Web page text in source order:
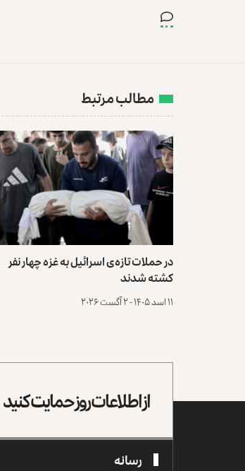
مطالب مرتبط
در حملات تاز‌ه‌ی اسرائیل به غزه چهار نفر
کشته شدند
۱۱ اسد ۱۴۰۵ - ۲ آگست ۲۰۲۶
از اطلاعات روز حمایت کنید
رسانه